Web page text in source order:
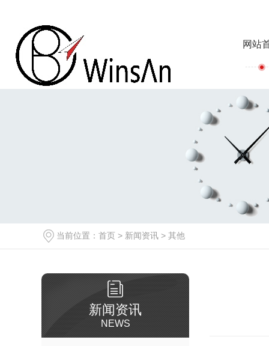
网站
当前位置： 首页 > 新闻资讯 > 其他
新闻资讯
NEWS